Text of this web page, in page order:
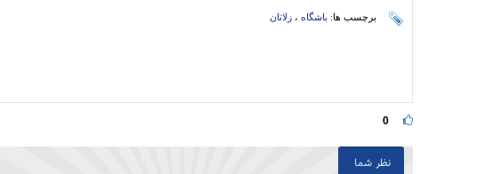
برچسب ها: باشگاه ، زلاتان
0
نظر شما